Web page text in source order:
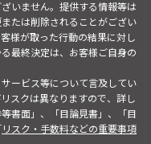
いません。提供する情報等は
たは削除されることがござい
様が取った行動の結果に対し
最終決定は、お客様ご自身の
ービス等について言及してい
スクは異なりますので、詳し
書面」、「目論見書」、「目
リスク・手数料などの重要事項